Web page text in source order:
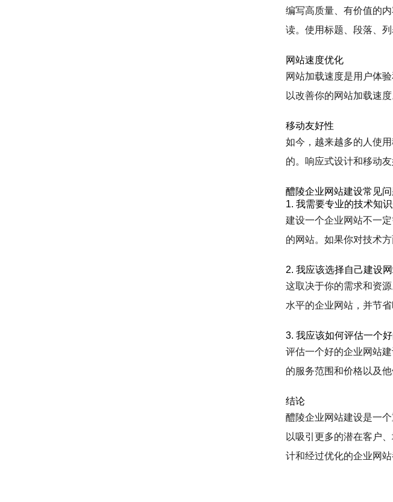
编写高质量、有价值的
读。使用标题、段落、
网站速度优化
网站加载速度是用户体
以改善你的网站加载速
移动友好性
如今，越来越多的人使
的。响应式设计和移动
醴陵企业网站建设常见
1. 我需要专业的技术知
建设一个企业网站不一
的网站。如果你对技术
2. 我应该选择自己建设
这取决于你的需求和资
水平的企业网站，并节
3. 我应该如何评估一个
评估一个好的企业网站
的服务范围和价格以及
结论
醴陵企业网站建设是一
以吸引更多的潜在客户
计和经过优化的企业网